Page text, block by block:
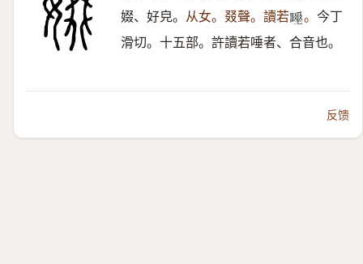
娺、好皃。 从女。叕聲。讀若𠾊 。 今丁
滑切。十五部。許讀若唾者、合音也。
反馈